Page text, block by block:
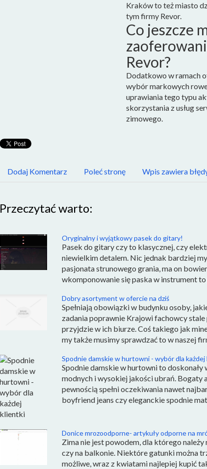
Kraków to też miasto
tym firmy Revor.
Co jeszcze
Revor?
Dodatkowo w ramach
wybór markowych
uprawiania tego typu
skorzystania z usług
zimowego.
Dodaj Komentarz Poleć stronę Wpis zawiera
Przeczytać warto:
Oryginalny i wyjątkowy pasek do gitary!
Pasek do gitary czy to klasycznej, czy
niewielkim detalem. Nic jednak bardziej
pasjonata strunowego grania, ma on
wkomponowanie się paska w instrument
Dobry asortyment w ofercie na dziś
Spełniają obowiązki w budynku osoby,
zadania poprawnie Krajowi fachowcy
przyjdzie w ich biurze. Coś takiego jak
my także musimy sprawdzać to w naszej
Spodnie damskie w hurtowni - wybór dla
Spodnie damskie w hurtowni to
modnych i wysokiej jakości ubrań. Bogaty
pewnością spełni oczekiwania nawet
boyfriend jeans czy eleganckie spodnie
Donice mrozoodporne- artykuły odporne na
Zima nie jest powodem, dla którego
czy na balkonie. Niektóre gatunki można
możliwe, wraz z kwiatami najlepiej kupić